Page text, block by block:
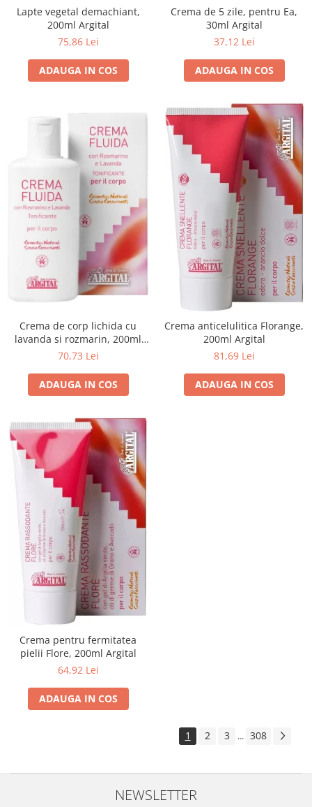
Lapte vegetal demachiant,
200ml Argital
75,86 Lei
ADAUGA IN COS
Crema de 5 zile, pentru Ea,
30ml Argital
37,12 Lei
ADAUGA IN COS
Crema de corp lichida cu
lavanda si rozmarin, 200ml
Argital
70,73 Lei
ADAUGA IN COS
Crema anticelulitica Florange,
200ml Argital
81,69 Lei
ADAUGA IN COS
Crema pentru fermitatea
pielii Flore, 200ml Argital
64,92 Lei
ADAUGA IN COS
1 2 3 ... 308
NEWSLETTER